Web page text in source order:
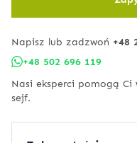
Napisz lub zadzwoń +48
+48 502 696 119
Nasi eksperci pomogą
sejf.